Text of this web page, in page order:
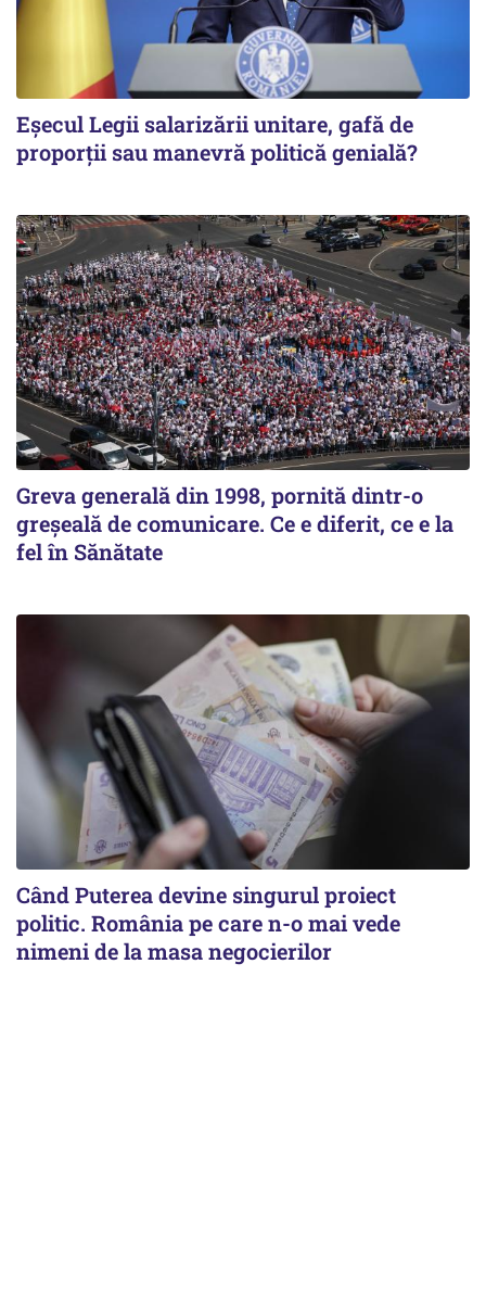
Eșecul Legii salarizării unitare, gafă de
proporții sau manevră politică genială?
Greva generală din 1998, pornită dintr-o
greșeală de comunicare. Ce e diferit, ce e la
fel în Sănătate
Când Puterea devine singurul proiect
politic. România pe care n-o mai vede
nimeni de la masa negocierilor